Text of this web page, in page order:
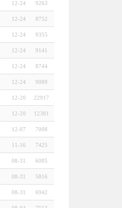
12-24 9263
12-24 8752
12-24 9355
12-24 9141
12-24 8744
12-24 9089
12-20 22917
12-20 12381
12-07 7008
11-16 7425
08-31 6085
08-31 5816
08-31 6942